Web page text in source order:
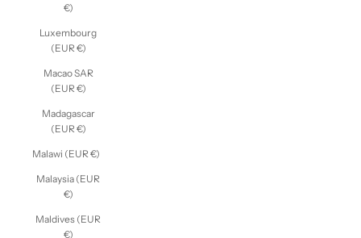
€)
Luxembourg
(EUR €)
Macao SAR
(EUR €)
Madagascar
(EUR €)
Malawi (EUR €)
Malaysia (EUR
€)
Maldives (EUR
€)